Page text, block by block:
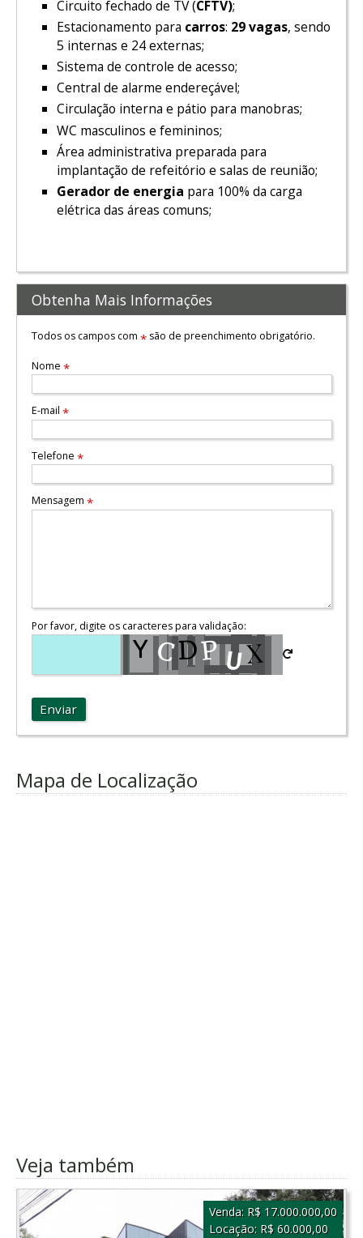
Circuito fechado de TV (CFTV);
Estacionamento para carros: 29 vagas, sendo
5 internas e 24 externas;
Sistema de controle de acesso;
Central de alarme endereçável;
Circulação interna e pátio para manobras;
WC masculinos e femininos;
Área administrativa preparada para
implantação de refeitório e salas de reunião;
Gerador de energia para 100% da carga
elétrica das áreas comuns;
Obtenha Mais Informações
Todos os campos com *são de preenchimento obrigatório.
Nome *
E-mail *
Telefone *
Mensagem *
Por favor, digite os caracteres para validação:
Enviar
Mapa de Localização
Veja também
Venda: R$ 17.000.000,00
Locação: R$ 60.000,00